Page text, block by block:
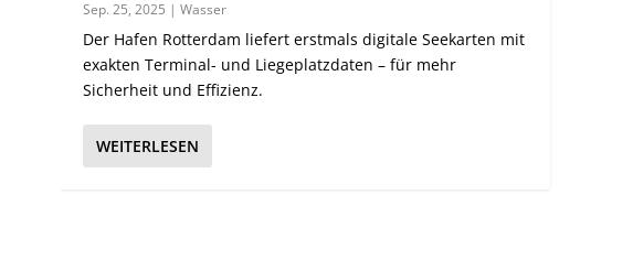
Sep. 25, 2025 |Wasser
Der Hafen Rotterdam liefert erstmals digitale Seekarten mit
exakten Terminal- und Liegeplatzdaten – für mehr
Sicherheit und Effizienz.
WEITERLESEN